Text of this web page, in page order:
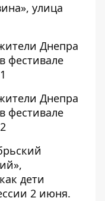
улица
дети
2 июня.